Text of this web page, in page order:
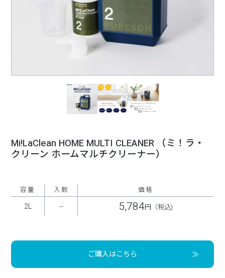
Mi!LaClean HOME MULTI CLEANER （ミ！ラ・
クリーン ホームマルチクリーナー）
容量 入数 価格
2L -- 5,784円（税込)
ご購入はこちら